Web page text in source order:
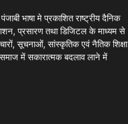
भाषा मे प्रकाशित राष्ट्रीय दैनिक
प्रसारण तथा डिजिटल के माध्यम से
सूचनाओं, सांस्कृतिक एवं नैतिक शिक्षा
में सकारात्मक बदलाव लाने में